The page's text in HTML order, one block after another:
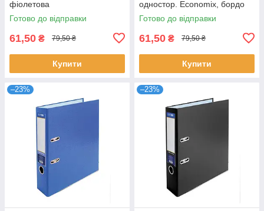
фіолетова
Готово до відправки
61,50 ₴ 79,50 ₴
Купити
одностор. Economix, бордо
Готово до відправки
61,50 ₴ 79,50 ₴
Купити
–23% –23%